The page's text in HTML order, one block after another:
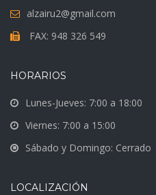
alzairu2@gmail.com
FAX: 948 326 549
HORARIOS
Lunes-Jueves: 7:00 a 18:00
Viernes: 7:00 a 15:00
Sábado y Domingo: Cerrado
LOCALIZACIÓN